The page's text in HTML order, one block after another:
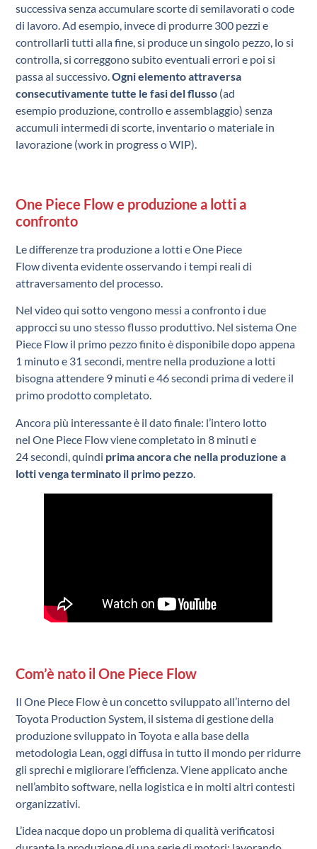
successiva senza accumulare scorte di semilavorati o code
di lavoro. Ad esempio, invece di produrre 300 pezzi e
controllarli tutti alla fine, si produce un singolo pezzo, lo si
controlla, si correggono subito eventuali errori e poi si
passa al successivo.Ogni elemento attraversa
consecutivamente tutte le fasi del flusso (ad
esempio produzione, controllo e assemblaggio) senza
accumuli intermedi di scorte, inventario o materiale in
lavorazione (work in progress o WIP).
One Piece Flow e produzione a lotti a
confronto
Le differenze tra produzione a lotti e One Piece
Flow diventa evidente osservando i tempi reali di
attraversamento del processo.
Nel video qui sotto vengono messi a confronto i due
approcci su uno stesso flusso produttivo. Nel sistema One
Piece Flow il primo pezzo finito è disponibile dopo appena
1 minuto e 31 secondi, mentre nella produzione a lotti
bisogna attendere 9 minuti e 46 secondi prima di vedere il
primo prodotto completato.
Ancora più interessante è il dato finale: l’intero lotto
nel One Piece Flow viene completato in 8 minuti e
24 secondi, quindi prima ancora che nella produzione a
lotti venga terminato il primo pezzo
Com’è nato il One Piece Flow
Il One Piece Flow è un concetto sviluppato all’interno del
Toyota Production System, il sistema di gestione della
produzione sviluppato in Toyota e alla base della
metodologia Lean, oggi diffusa in tutto il mondo per ridurre
gli sprechi e migliorare l’efficienza. Viene applicato anche
nell’ambito software, nella logistica e in molti altri contesti
organizzativi.
L’idea nacque dopo un problema di qualità verificatosi